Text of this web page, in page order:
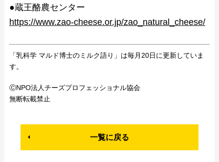
●蔵王酪農センター
https://www.zao-cheese.or.jp/zao_natural_cheese/
「乳科学 マルド博士のミルク語り」は毎月20日に更新していま
す。
ⒸNPO法人チーズプロフェッショナル協会
無断転載禁止
一覧に戻る